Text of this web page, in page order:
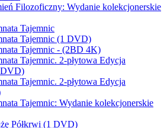
Filozoficzny: Wydanie kolekcjonerskie
Tajemnic
Tajemnic (1 DVD)
Tajemnic - (2BD 4K)
Tajemnic. 2-płytowa Edycja
Tajemnic. 2-płytowa Edycja
Tajemnic: Wydanie kolekcjonerskie
Półkrwi (1 DVD)